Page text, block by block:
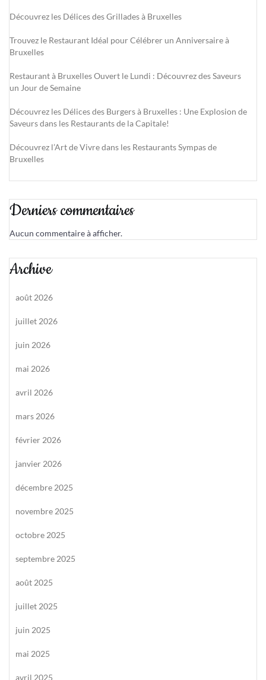
Découvrez les Délices des Grillades à Bruxelles
Trouvez le Restaurant Idéal pour Célébrer un Anniversaire à
Bruxelles
Restaurant à Bruxelles Ouvert le Lundi : Découvrez des Saveurs
un Jour de Semaine
Découvrez les Délices des Burgers à Bruxelles : Une Explosion de
Saveurs dans les Restaurants de la Capitale!
Découvrez l’Art de Vivre dans les Restaurants Sympas de
Bruxelles
Derniers commentaires
Aucun commentaire à afficher.
Archive
août 2026
juillet 2026
juin 2026
mai 2026
avril 2026
mars 2026
février 2026
janvier 2026
décembre 2025
novembre 2025
octobre 2025
septembre 2025
août 2025
juillet 2025
juin 2025
mai 2025
avril 2025